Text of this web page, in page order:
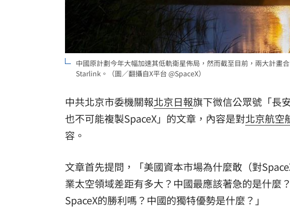
「拍片人的多重宇宙」職涯論壇9/12登場！ 10:30
8國球員齊聚高雄 Formosa 7s掀足球熱潮 10:00
理想混蛋號召粉絲跨海追星吃美食！ 18:15
中國原計劃今年大幅加速其低軌衛星佈局，然而截至目前，兩大計畫
Starlink。（圖／翻攝自X平台 @SpaceX）
中共北京市委機關報北京日報旗下微信公眾號「長
也不可能複製SpaceX」的文章，內容是對北京航空
容。
文章首先提問，「美國資本市場為什麼敢（對
業太空領域差距有多大？中國最應該著急的是什麼
SpaceX的勝利嗎？中國的獨特優勢是什麼？」